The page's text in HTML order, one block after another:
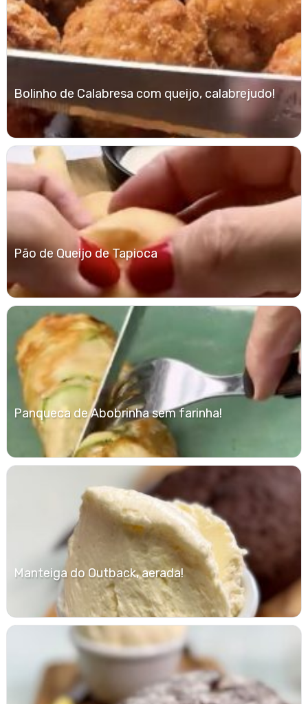
Bolinho de Calabresa com queijo, calabrejudo!
Pão de Queijo de Tapioca
Panqueca de Abobrinha sem farinha!
Manteiga do Outback, aerada!